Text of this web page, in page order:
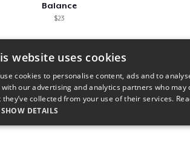
Balance
$23
Report this product
website uses cookies
cookies to personalise content, ads and to
our advertising and analytics partners who
they’ve collected from your use of their services.
SHOW DETAILS